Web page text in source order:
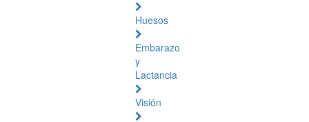
Huesos
Embarazo
y
Lactancia
Visión